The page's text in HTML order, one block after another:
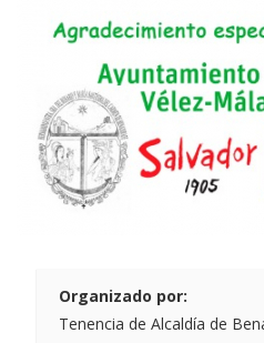
Organizado por:
Tenencia de Alcaldía de